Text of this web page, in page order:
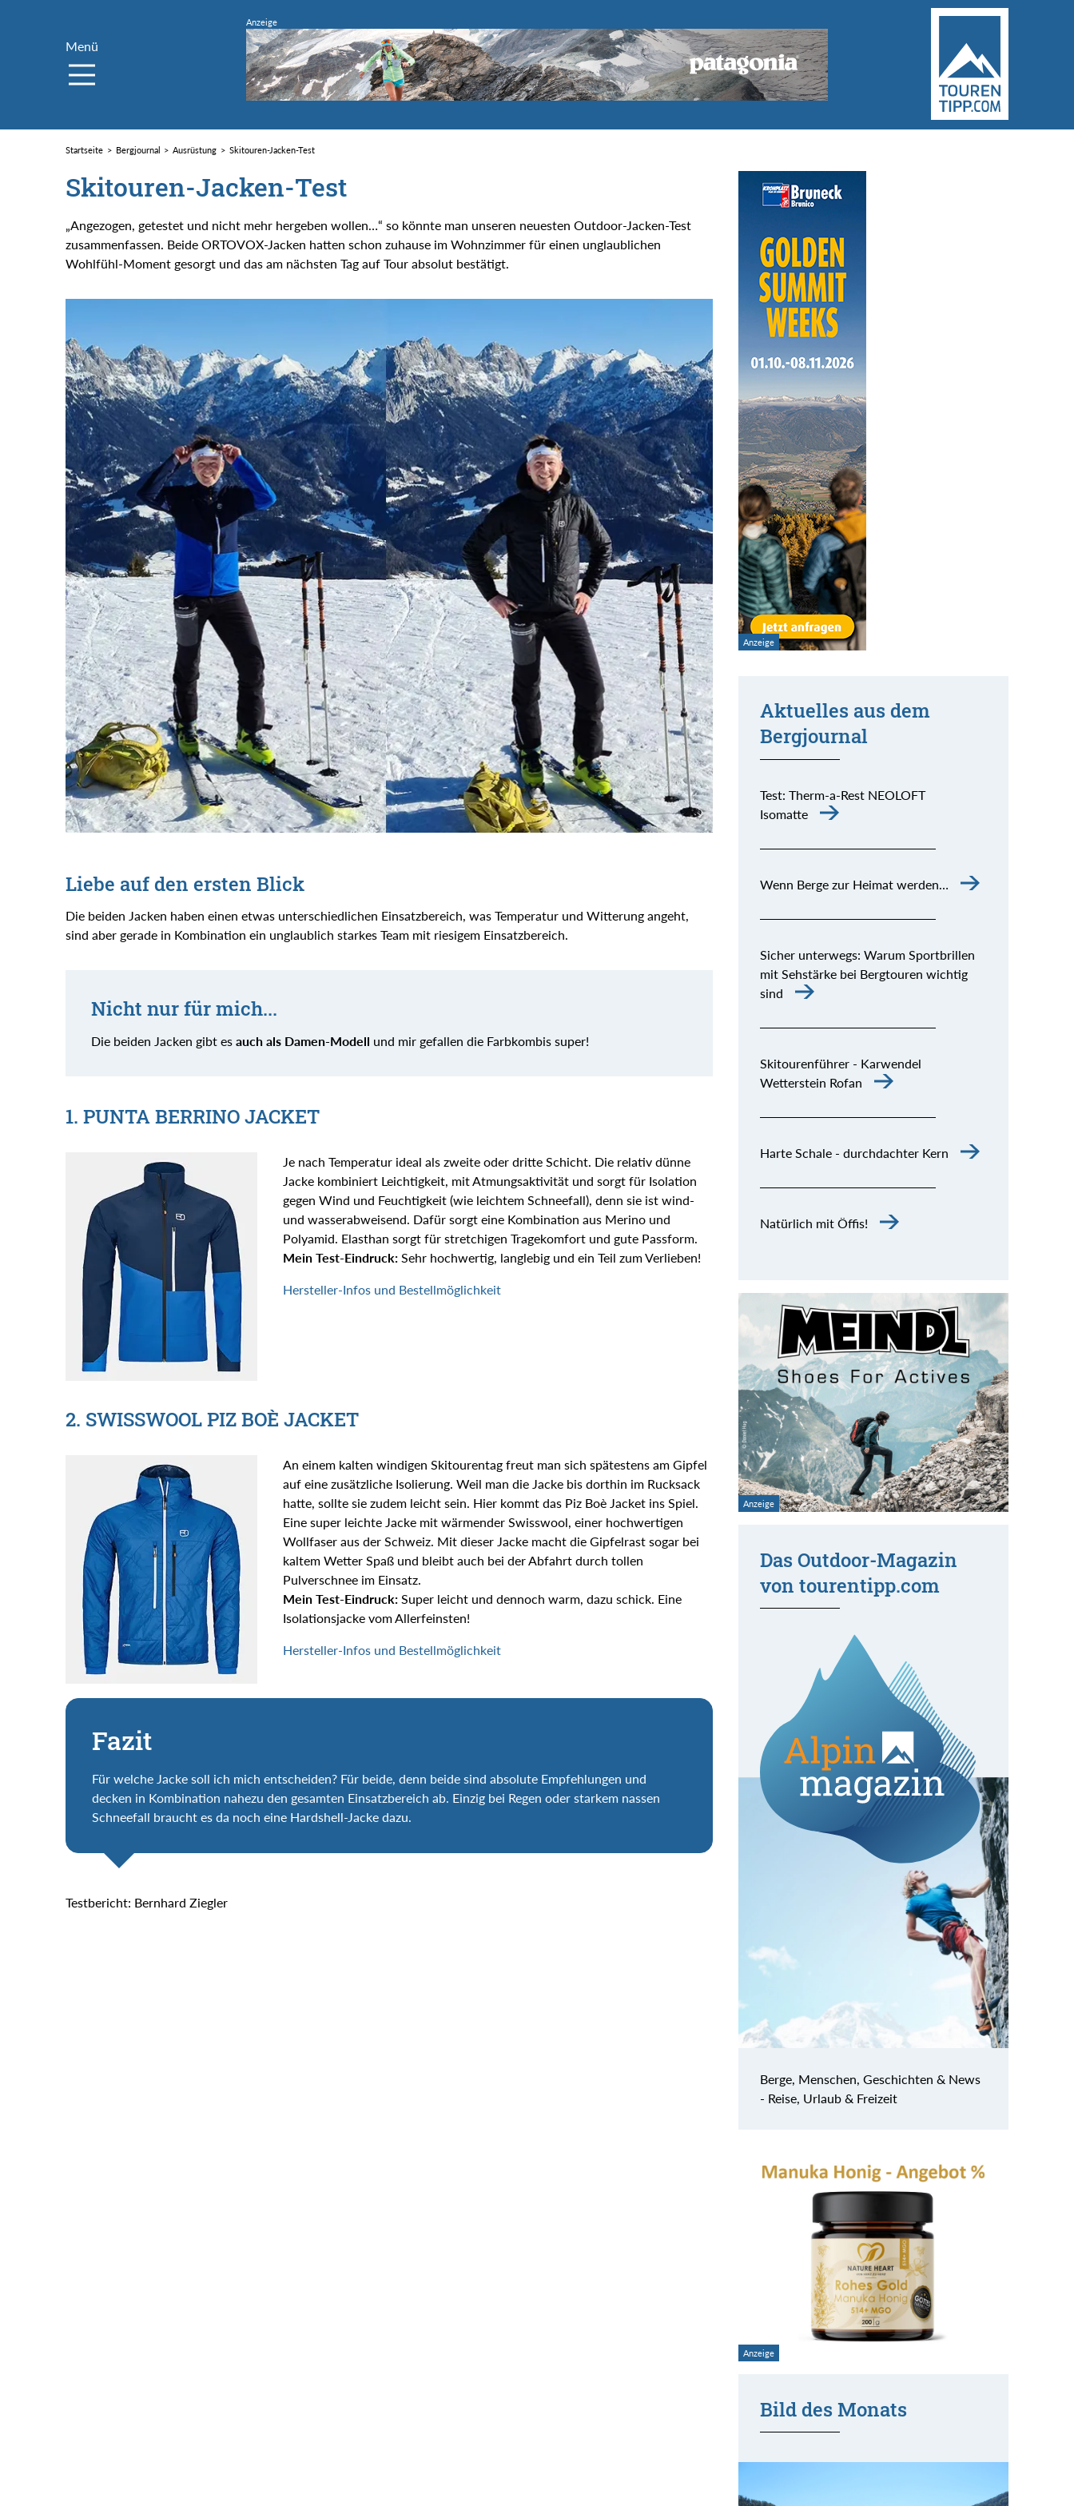
Menü
Startseite Bergjournal Ausrüstung Skitouren-Jacken-Test
Skitouren-Jacken-Test
„Angezogen, getestet und nicht mehr hergeben wollen…“ so könnte man unseren neuesten Outdoor-Jacken-Test
zusammenfassen. Beide ORTOVOX-Jacken hatten schon zuhause im Wohnzimmer für einen unglaublichen
Wohlfühl-Moment gesorgt und das am nächsten Tag auf Tour absolut bestätigt.
Liebe auf den ersten Blick
Die beiden Jacken haben einen etwas unterschiedlichen Einsatzbereich, was Temperatur und Witterung angeht,
sind aber gerade in Kombination ein unglaublich starkes Team mit riesigem Einsatzbereich.
Nicht nur für mich...
Die beiden Jacken gibt es auch als Damen-Modell und mir gefallen die Farbkombis super!
1. PUNTA BERRINO JACKET
Je nach Temperatur ideal als zweite oder dritte Schicht. Die relativ dünne
Jacke kombiniert Leichtigkeit, mit Atmungsaktivität und sorgt für Isolation
gegen Wind und Feuchtigkeit (wie leichtem Schneefall), denn sie ist wind-
und wasserabweisend. Dafür sorgt eine Kombination aus Merino und
Polyamid. Elasthan sorgt für stretchigen Tragekomfort und gute Passform.
Mein Test-Eindruck: Sehr hochwertig, langlebig und ein Teil zum Verlieben!
Hersteller-Infos und Bestellmöglichkeit
2. SWISSWOOL PIZ BOÈ JACKET
An einem kalten windigen Skitourentag freut man sich spätestens am Gipfel
auf eine zusätzliche Isolierung. Weil man die Jacke bis dorthin im Rucksack
hatte, sollte sie zudem leicht sein. Hier kommt das Piz Boè Jacket ins Spiel.
Eine super leichte Jacke mit wärmender Swisswool, einer hochwertigen
Wollfaser aus der Schweiz. Mit dieser Jacke macht die Gipfelrast sogar bei
kaltem Wetter Spaß und bleibt auch bei der Abfahrt durch tollen
Pulverschnee im Einsatz.
Mein Test-Eindruck: Super leicht und dennoch warm, dazu schick. Eine
Isolationsjacke vom Allerfeinsten!
Hersteller-Infos und Bestellmöglichkeit
Fazit
Für welche Jacke soll ich mich entscheiden? Für beide, denn beide sind absolute Empfehlungen und
decken in Kombination nahezu den gesamten Einsatzbereich ab. Einzig bei Regen oder starkem nassen
Schneefall braucht es da noch eine Hardshell-Jacke dazu.
Testbericht: Bernhard Ziegler
Aktuelles aus dem
Bergjournal
Test: Therm-a-Rest NEOLOFT
Isomatte
Wenn Berge zur Heimat werden…
Sicher unterwegs: Warum Sportbrillen
mit Sehstärke bei Bergtouren wichtig
sind
Skitourenführer - Karwendel
Wetterstein Rofan
Harte Schale - durchdachter Kern
Natürlich mit Öffis!
Das Outdoor-Magazin
von tourentipp.com
Berge, Menschen, Geschichten & News
- Reise, Urlaub & Freizeit
Bild des Monats